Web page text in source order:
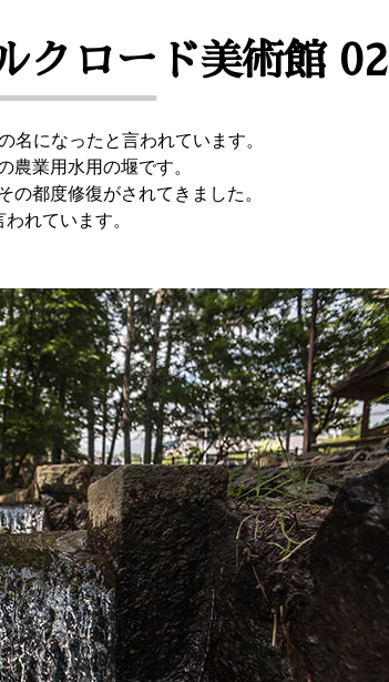
クロード美術館 02
になったと言われています。
業用水用の堰です。
都度修復がされてきました。
れています。